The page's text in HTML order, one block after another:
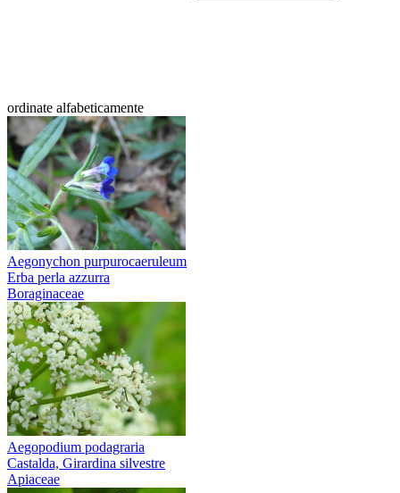
ordinate alfabeticamente
Aegonychon purpurocaeruleum
Erba perla azzurra
Boraginaceae
Aegopodium podagraria
Castalda, Girardina silvestre
Apiaceae